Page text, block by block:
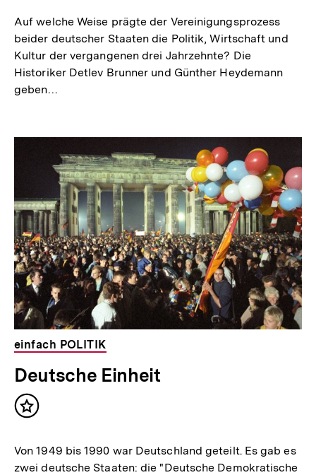
Auf welche Weise prägte der Vereinigungsprozess
beider deutscher Staaten die Politik, Wirtschaft und
Kultur der vergangenen drei Jahrzehnte? Die
Historiker Detlev Brunner und Günther Heydemann
geben…
einfach POLITIK
Deutsche Einheit
Inhalt
Von 1949 bis 1990 war Deutschland geteilt. Es gab es
zwei deutsche Staaten: die "Deutsche Demokratische